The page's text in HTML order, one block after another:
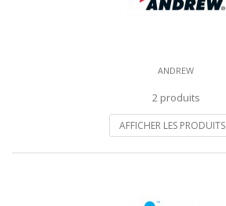
ANDREW
2 produits
AFFICHER LES PRODUITS